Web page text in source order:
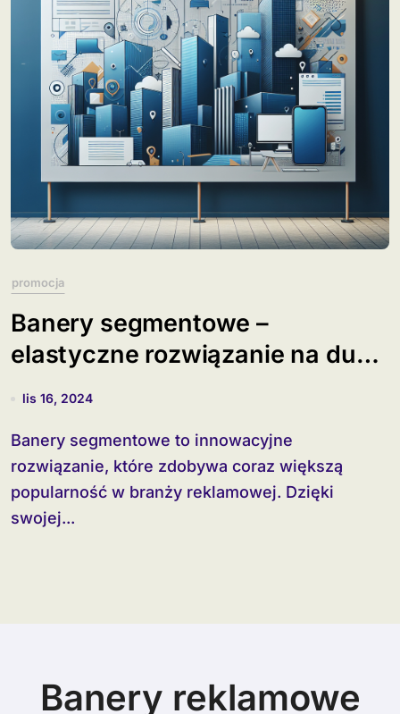
promocja
Banery segmentowe –
elastyczne rozwiązanie na duże
powierzchnie
lis 16, 2024
Banery segmentowe to innowacyjne
rozwiązanie, które zdobywa coraz większą
popularność w branży reklamowej. Dzięki
swojej...
Banery reklamowe